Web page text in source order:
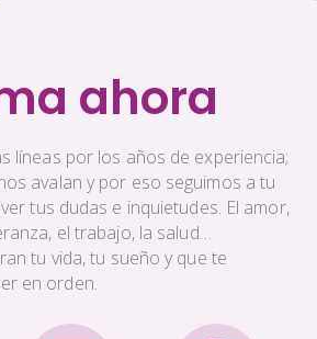
ahora
líneas por los años de experiencia;
avalan y por eso seguimos a tu
tus dudas e inquietudes. El amor,
el trabajo, la salud…
tu vida, tu sueño y que te
en orden.